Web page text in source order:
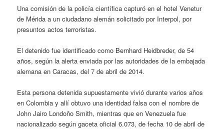
Una comisión de la policía científica capturó en el hotel Venetur
de Mérida a un ciudadano alemán solicitado por Interpol, por
presuntos actos terroristas.
El detenido fue identificado como Bernhard Heidbreder, de 54
años, según la alerta enviada por las autoridades de la embajada
alemana en Caracas, del 7 de abril de 2014.
Esta persona detenida supuestamente vivió durante varios años
en Colombia y allí obtuvo una identidad falsa con el nombre de
John Jairo Londoño Smith, mientras que en Venezuela fue
nacionalizado según gaceta oficial 6.073, de fecha 10 de abril de